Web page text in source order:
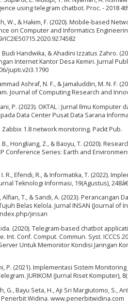
using telegram chatbot. Proc. - 2018
W., & Hakim, F. (2020). Mobile-based
on Computer and Informatics
Handwika, & Ahadini Izzatus Zahro.
Internet Kantor Desa Kemiri. Jurnal
jupti.v2i3.1790
Ashraf, N. F., & Jamaluddin, M. N.
Journal of Computing Research and
P. (2023). OKTAL : Jurnal Ilmu
Data Center Pusat Data Sarana
Zabbix 1.8 network monitoring. Packt Pub.
Hongliang, Z., & Baoyu, T. (2020).
Conference Series: Earth and
R., Efendi, R., & Informatika, T. (2022).
Teknologi Informasi, 19(Agustus),
Alfian, T., & Sandi, A. (2023).
Belas Kelola. Jurnal INSAN (Journal
jinsan
(2020). Telegram-based chatbot
Conf. Comput. Commun. Syst. ICCCS
Untuk Memonitor Kondisi Jaringan
P. (2021). Implementasi Sistem
JURIKOM (Jurnal Riset Komputer),
G., Bayu Seta, H., Aji Sri Margiutomo, S.,
Penerbit Widina. www.penerbitwidina.com